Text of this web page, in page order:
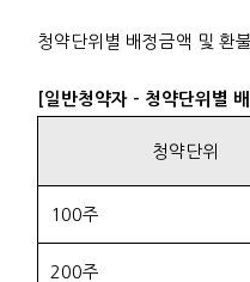
청약단위별 배정금액 및 환
[일반청약자 - 청약단위별
청약단위
100주
200주